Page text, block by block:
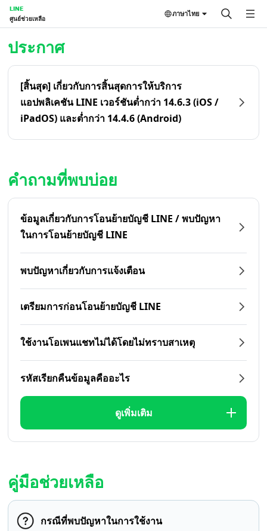
LINE
ศูนย์ช่วยเหลือ
ภาษาไทย
ประกาศ
[สิ้นสุด] เกี่ยวกับการสิ้นสุดการให้บริการ
แอปพลิเคชัน LINE เวอร์ชันต่ำกว่า 14.6.3 (iOS /
iPadOS) และต่ำกว่า 14.4.6 (Android)
คำถามที่พบบ่อย
ข้อมูลเกี่ยวกับการโอนย้ายบัญชี LINE / พบปัญหา
ในการโอนย้ายบัญชี LINE
พบปัญหาเกี่ยวกับการแจ้งเตือน
เตรียมการก่อนโอนย้ายบัญชี LINE
ใช้งานโอเพนแชทไม่ได้โดยไม่ทราบสาเหตุ
รหัสเรียกคืนข้อมูลคืออะไร
ดูเพิ่มเติม
คู่มือช่วยเหลือ
กรณีที่พบปัญหาในการใช้งาน